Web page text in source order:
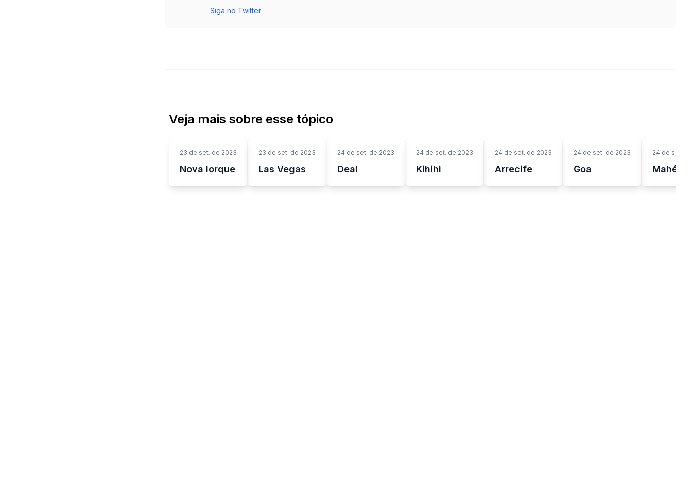
Siga no Twitter
Veja mais sobre esse tópico
23 de set. de 2023
Nova Iorque
23 de set. de 2023
Las Vegas
24 de set. de 2023
Deal
24 de set. de 2023
Kihihi
24 de set. de 2023
Arrecife
24 de set. de 2023
Goa
24 de set.
Mahé